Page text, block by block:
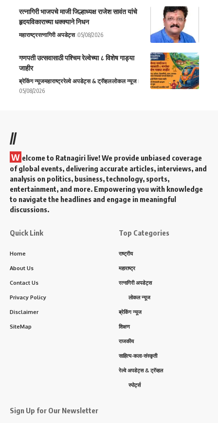
रत्नागिरी भाजपचे माजी जिल्हाध्यक्ष राजेश सावंत यांचे
हृदयविकाराच्या धक्क्याने निधन
महाराष्ट्ररत्नागिरी अपडेट्स 05/08/2026
गणपती उत्सवासाठी पश्चिम रेल्वेच्या ८ विशेष गाड्या
जाहीर
ब्रेकिंग न्यूजमहाराष्ट्ररेल्वे अपडेट्स & ट्रॅव्हललोकल न्यूज
05/08/2026
//
W elcome to Ratnagiri live! We provide unbiased coverage
of global events, delivering accurate articles, interviews, and
analysis on politics, business, technology, sports,
entertainment, and more. Empowering you with knowledge
to navigate the headlines and engage in meaningful
discussions.
Quick Link
Home
About Us
Contact Us
Privacy Policy
Disclaimer
SiteMap
Top Categories
राष्ट्रीय
महाराष्ट्र
रत्नागिरी अपडेट्स
लोकल न्यूज
ब्रेकिंग न्यूज
शिक्षण
राजकीय
साहित्य-कला-संस्कृती
रेल्वे अपडेट्स & ट्रॅव्हल
स्पोर्ट्स
Sign Up for Our Newsletter